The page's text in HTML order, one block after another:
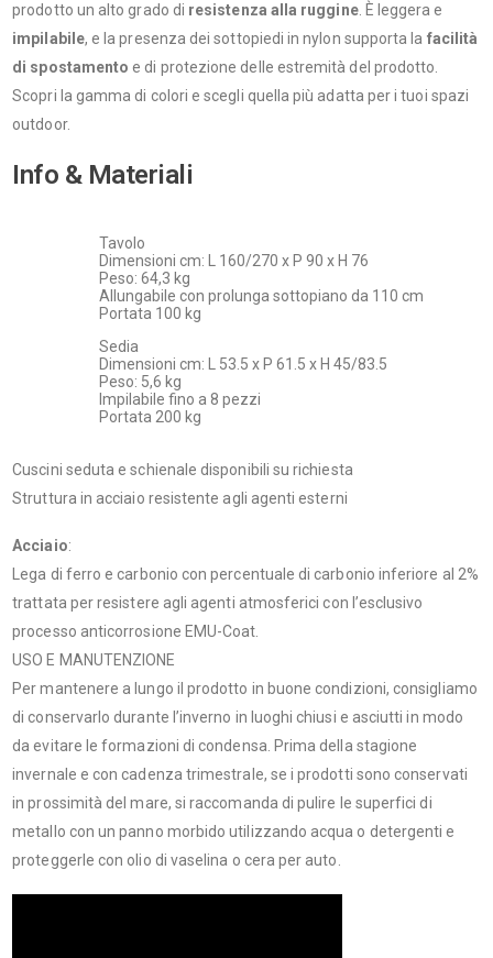
prodotto un alto grado di resistenza alla ruggine. È leggera e
impilabile, e la presenza dei sottopiedi in nylon supporta la facilità
di spostamento e di protezione delle estremità del prodotto.
Scopri la gamma di colori e scegli quella più adatta per i tuoi spazi
outdoor.
Info & Materiali
Tavolo
Dimensioni cm: L 160/270 x P 90 x H 76
Peso: 64,3 kg
Allungabile con prolunga sottopiano da 110 cm
Portata 100 kg
Sedia
Dimensioni cm: L 53.5 x P 61.5 x H 45/83.5
Peso: 5,6 kg
Impilabile fino a 8 pezzi
Portata 200 kg
Cuscini seduta e schienale disponibili su richiesta
Struttura in acciaio resistente agli agenti esterni
Acciaio:
Lega di ferro e carbonio con percentuale di carbonio inferiore al 2%
trattata per resistere agli agenti atmosferici con l’esclusivo
processo anticorrosione EMU-Coat.
USO E MANUTENZIONE
Per mantenere a lungo il prodotto in buone condizioni, consigliamo
di conservarlo durante l’inverno in luoghi chiusi e asciutti in modo
da evitare le formazioni di condensa. Prima della stagione
invernale e con cadenza trimestrale, se i prodotti sono conservati
in prossimità del mare, si raccomanda di pulire le superfici di
metallo con un panno morbido utilizzando acqua o detergenti e
proteggerle con olio di vaselina o cera per auto.